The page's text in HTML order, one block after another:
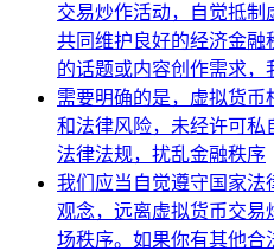
交易炒作活动，自觉抵制
共同维护良好的经济金融
的话题或内容创作需求，
需要明确的是，虚拟货
和法律风险，未经许可私
法律法规，扰乱金融秩序
我们应当自觉遵守国家法
观念，远离虚拟货币交易
场秩序。如果你有其他合